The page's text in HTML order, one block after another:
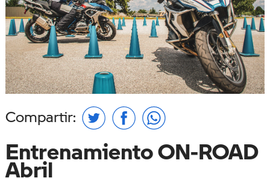
Entrenamiento ON-ROAD
Abril
Compartir: